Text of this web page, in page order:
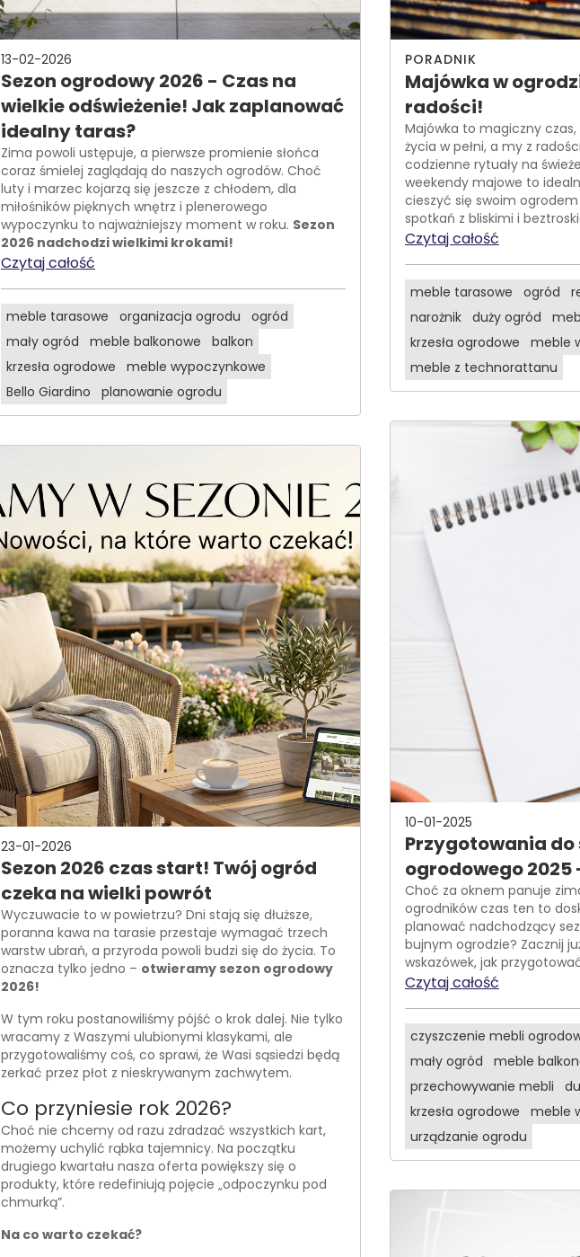
13-02-2026
Sezon ogrodowy 2026 - Czas na
wielkie odświeżenie! Jak zaplanować
idealny taras?
Zima powoli ustępuje, a pierwsze promienie słońca
coraz śmielej zaglądają do naszych ogrodów. Choć
luty i marzec kojarzą się jeszcze z chłodem, dla
miłośników pięknych wnętrz i plenerowego
wypoczynku to najważniejszy moment w roku. Sezon
2026 nadchodzi wielkimi krokami!
Czytaj całość
meble tarasowe organizacja ogrodu
ogród
mały ogród
meble balkonowe
balkon
krzesła ogrodowe
meble wypoczynkowe
Bello Giardino
planowanie ogrodu
23-01-2026
Sezon 2026 czas start! Twój ogród
czeka na wielki powrót
Wyczuwacie to w powietrzu? Dni stają się dłuższe,
poranna kawa na tarasie przestaje wymagać trzech
warstw ubrań, a przyroda powoli budzi się do życia. To
oznacza tylko jedno – otwieramy sezon ogrodowy
2026!
W tym roku postanowiliśmy pójść o krok dalej. Nie tylko
wracamy z Waszymi ulubionymi klasykami, ale
przygotowaliśmy coś, co sprawi, że Wasi sąsiedzi będą
zerkać przez płot z nieskrywanym zachwytem.
Co przyniesie rok 2026?
Choć nie chcemy od razu zdradzać wszystkich kart,
możemy uchylić rąbka tajemnicy. Na początku
drugiego kwartału nasza oferta powiększy się o
produkty, które redefiniują pojęcie „odpoczynku pod
chmurką”.
Na co warto czekać?
PORADNIK
Majówka w
radości!
Majówka to magiczny
życia w pełni, a my z
codzienne rytuały na
weekendy majowe to
cieszyć się swoim
spotkań z bliskimi i
Czytaj całość
meble tarasowe ogród
narożnik duży ogród
krzesła ogrodowe
meble
meble z technorattanu
10-01-2025
Przygotowania do
ogrodowego 2025
Choć za oknem panuje
ogrodników czas ten to
planować nadchodzący
bujnym ogrodzie? Zacznij
wskazówek, jak
Czytaj całość
czyszczenie mebli
mały ogród
meble
przechowywanie mebli
krzesła ogrodowe
meble
urządzanie ogrodu